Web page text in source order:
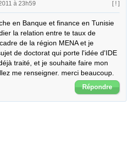
à 23h59 [ ! ]
en Banque et finance en Tunisie
la relation entre te taux de
de la région MENA et je
de doctorat qui porte l'idée d'IDE
traité, et je souhaite faire mon
me renseigner. merci beaucoup.
Répondre